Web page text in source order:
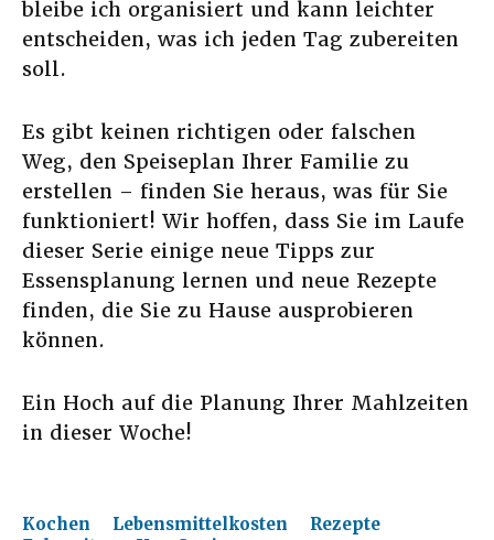
bleibe ich organisiert und kann leichter
entscheiden, was ich jeden Tag zubereiten
soll.
Es gibt keinen richtigen oder falschen
Weg, den Speiseplan Ihrer Familie zu
erstellen – finden Sie heraus, was für Sie
funktioniert! Wir hoffen, dass Sie im Laufe
dieser Serie einige neue Tipps zur
Essensplanung lernen und neue Rezepte
finden, die Sie zu Hause ausprobieren
können.
Ein Hoch auf die Planung Ihrer Mahlzeiten
in dieser Woche!
Kochen Lebensmittelkosten
Rezepte